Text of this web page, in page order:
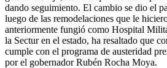
dando seguimiento. El cambio se dio el
luego de las remodelaciones que le
anteriormente fungió como Hospital
la Sectur en el estado, ha resaltado que
cumple con el programa de austeridad
por el gobernador Rubén Rocha Moya.